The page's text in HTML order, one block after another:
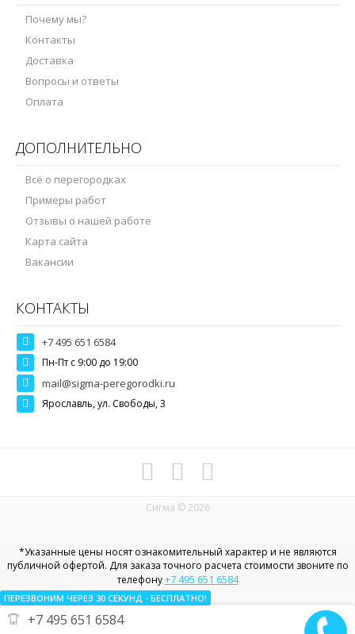
Почему мы?
Контакты
Доставка
Вопросы и ответы
Оплата
ДОПОЛНИТЕЛЬНО
Всё о перегородках
Примеры работ
Отзывы о нашей работе
Карта сайта
Вакансии
КОНТАКТЫ
+7 495 651 6584
Пн-Пт c 9:00 до 19:00
mail@sigma-peregorodki.ru
Ярославль, ул. Свободы, 3
Сигма © 2026
*Указанные цены носят ознакомительный характер и не являются
публичной офертой. Для заказа точного расчета стоимости звоните по
телефону+7 495 651 6584
ПЕРЕЗВОНИМ ЧЕРЕЗ 30 СЕКУНД - БЕСПЛАТНО!
+7 495 651 6584
Политика конфиденциальности в отношении пользовательских